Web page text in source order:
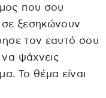
που σου
σε ξεσηκώνουν
τον εαυτό σου
ψάχνεις
Το θέμα είναι